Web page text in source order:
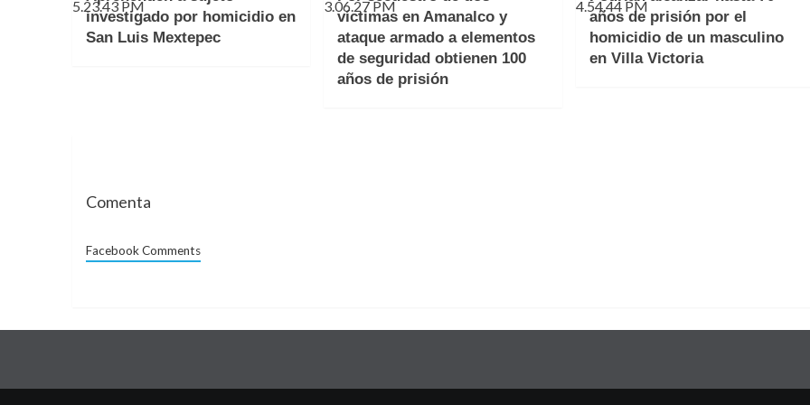
investigado por homicidio en
San Luis Mextepec
víctimas en Amanalco y
ataque armado a elementos
de seguridad obtienen 100
años de prisión
años de prisión por el
homicidio de un masculino
en Villa Victoria
Comenta
Facebook Comments